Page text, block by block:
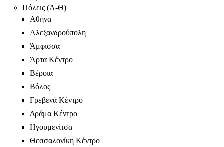
Πόλεις (Α-Θ)
Αθήνα
Αλεξανδρούπολη
Άμφισσα
Άρτα Κέντρο
Βέροια
Βόλος
Γρεβενά Κέντρο
Δράμα Κέντρο
Ηγουμενίτσα
Θεσσαλονίκη Κέντρο